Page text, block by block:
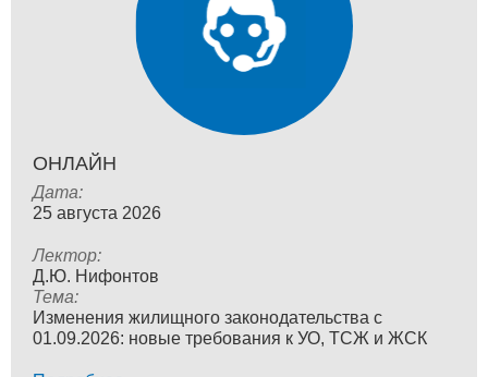
ОНЛАЙН
Дата:
25 августа 2026
Лектор:
Д.Ю. Нифонтов
Тема:
Изменения жилищного законодательства с
01.09.2026: новые требования к УО, ТСЖ и ЖСК